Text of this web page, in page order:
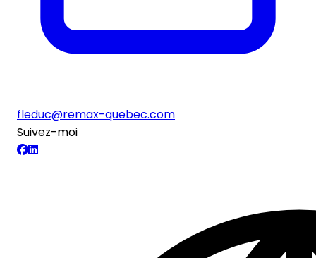
fleduc@remax-quebec.com
Suivez-moi